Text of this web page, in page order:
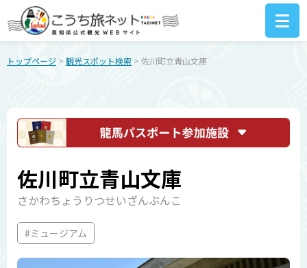
トップページ > 観光スポット検索 > 佐川町立青山文庫
佐川町立青山文庫
さかわちょうりつせいざんぶんこ
#ミュージアム